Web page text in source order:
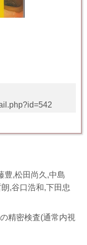
豊,松田尚久,中島
,谷口浩和,下田忠
精密検査(通常内視